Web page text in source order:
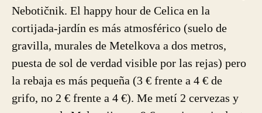
Nebotičnik. El happy hour de Celica en la
cortijada-jardín es más atmosférico (suelo de
gravilla, murales de Metelkova a dos metros,
puesta de sol de verdad visible por las rejas) pero
la rebaja es más pequeña (3 € frente a 4 € de
grifo, no 2 € frente a 4 €). Me metí 2 cervezas y